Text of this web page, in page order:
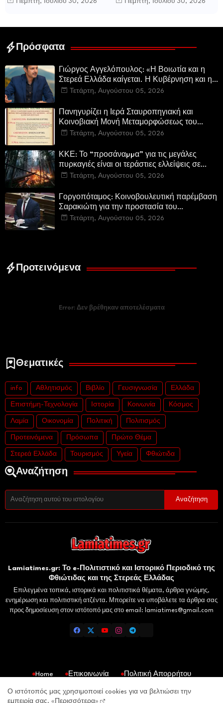
δημοσιογράφου Γεώργιου Θ.
Κατερίνας Πανούση Οι ρόλοι
Πρόσφατα
Γιώργος Αγγελόπουλος: «Η Βοιωτία και η
Στερεά Ελλάδα καίγεται. Η Κυβέρνηση και η
Περιφερειακή Αρχή αυτοθαυμάζονται.»
Τετάρτη, Αυγούστου 05, 2026
Πανηγυρίζει η Ιερά Σταυροπηγιακή και
Κοινοβιακή Μονή Μεταμορφώσεως του
Σωτήρος Καμενων Βουρλων (Μονή Αγιάς ή
Τετάρτη, Αυγούστου 05, 2026
ΚΚΕ: Το “προσάναµµα” για τις μεγάλες
πυρκαγιές είναι οι τεράστιες ελλείψεις σε
µέσα και προσωπικό στην Πυροσβεστική και
Τετάρτη, Αυγούστου 05, 2026
Γοργοπόταμος: Κοινοβουλευτική παρέμβαση
Σαρακιώτη για την προστασία του
εμβληματικού φυσικού και ιστορικού
Τετάρτη, Αυγούστου 05, 2026
Προτεινόμενα
Error:Δεν βρέθηκαν αποτελέσματα
Θεματικές
info Αθλητισμός Βιβλίο Γευσιγνωσία Ελλάδα
Επιστήμη-Τεχνολογία Ιστορία Κοινωνία Κόσμος
Λαμία Οικονομία Πολιτική Πολιτισμός
Προτεινόμενα Πρόσωπα Πρώτο Θέμα
Στερεά Ελλάδα Τουρισμός Υγεία Φθιώτιδα
Αναζήτηση
Lamiatimes.gr: Το e-Πολιτιστικό και Ιστορικό Περιοδικό της
Φθιώτιδας και της Στερεάς Ελλάδας
Επιλεγμένα τοπικά, ιστορικά και πολιτιστικά θέματα, άρθρα γνώμης,
ενημέρωση και πολιτιστική ατζέντα. Μπορείτε να υποβάλετε τα άρθρα σας
προς δημοσίευση στον ιστότοπό μας στο email: lamiatimes@gmail.com
Home Επικοινωνία
Πολιτική Απορρήτου
Ο ιστότοπός μας χρησιμοποιεί cookies για να βελτιώσει την
εμπειρία σας. «Περισσότερα»